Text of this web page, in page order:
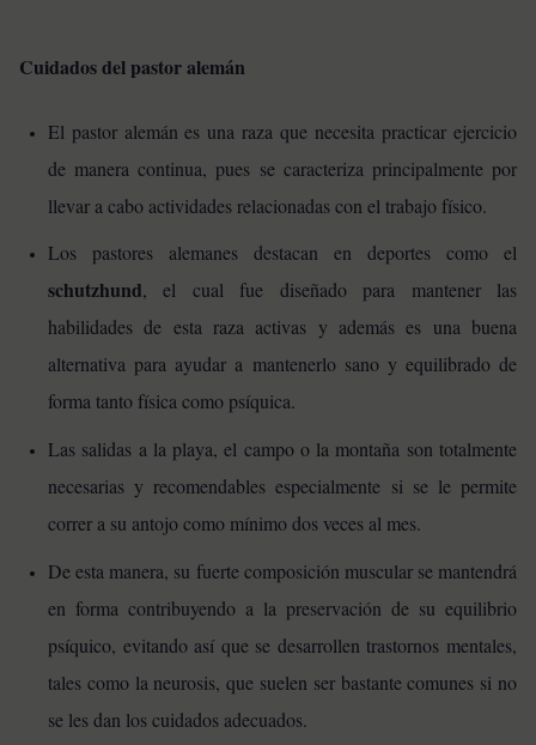
Cuidados del pastor alemán
El pastor alemán es una raza que necesita practicar ejercicio
de manera continua, pues se caracteriza principalmente por
llevar a cabo actividades relacionadas con el trabajo físico.
Los pastores alemanes destacan en deportes como el
schutzhund, el cual fue diseñado para mantener las
habilidades de esta raza activas y además es una buena
alternativa para ayudar a mantenerlo sano y equilibrado de
forma tanto física como psíquica.
Las salidas a la playa, el campo o la montaña son totalmente
necesarias y recomendables especialmente si se le permite
correr a su antojo como mínimo dos veces al mes.
De esta manera, su fuerte composición muscular se mantendrá
en forma contribuyendo a la preservación de su equilibrio
psíquico, evitando así que se desarrollen trastornos mentales,
tales como la neurosis, que suelen ser bastante comunes si no
se les dan los cuidados adecuados.